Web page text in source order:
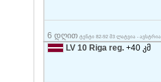
6 დღით ტენტი 82-92 მ3 ლატვია - ავსტრია
LV 10 Riga reg. +40 კმ